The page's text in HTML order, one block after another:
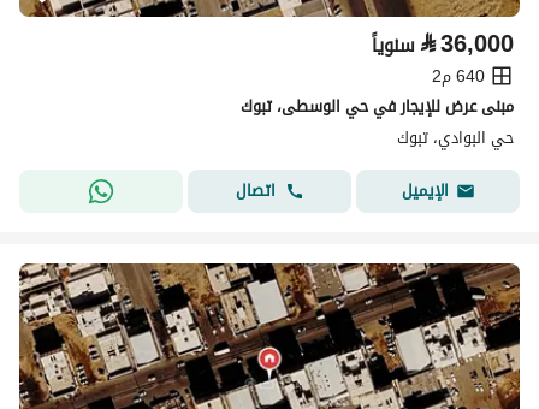
⃁36,000 سنوياً
640 م2
مبنى عرض للإيجار في حي الوسطى، تبوك
حي البوادي، تبوك
الإيميل
اتصال